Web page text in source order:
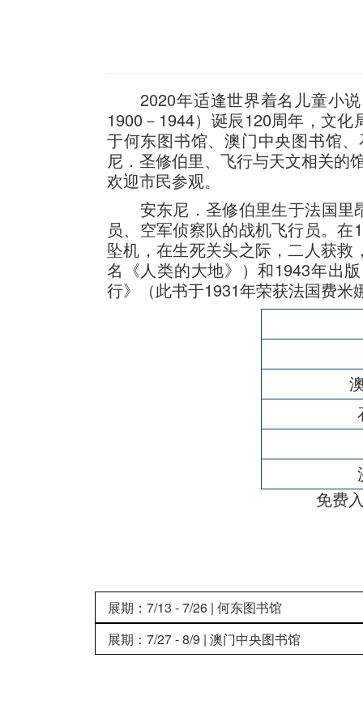
2020年适逢世界着名儿童小说
1900－1944）诞辰120周年，文
于何东图书馆、澳门中央图书馆
尼．圣修伯里、飞行与天文相关的
欢迎市民参观。
安东尼．圣修伯里生于法国里
员、空军侦察队的战机飞行员。
坠机，在生死关头之际，二人获
名《人类的大地》）和1943年出
行》（此书于1931年荣获法国费米
免费入场，书展时
展期：7/13 - 7/26 | 何东图书馆
展期：7/27 - 8/9 | 澳门中央图书馆